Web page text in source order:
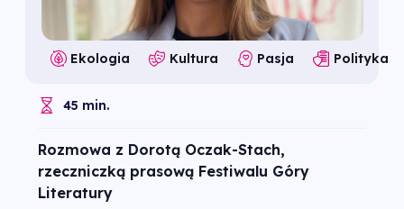
Ekologia Kultura Pasja Polityka
45 min.
Rozmowa z Dorotą Oczak-Stach,
rzeczniczką prasową Festiwalu Góry
Literatury